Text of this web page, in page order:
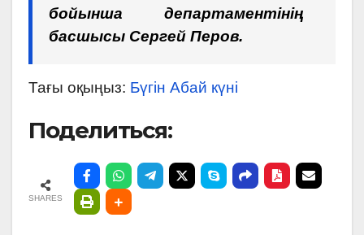
бойынша департаментінің
басшысы Сергей Перов.
Тағы оқыңыз: Бүгін Абай күні
Поделиться:
SHARES